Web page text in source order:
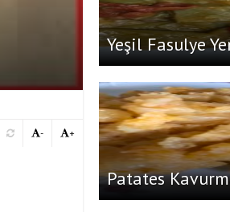
+
-
Yeşil Fasulye
Patates